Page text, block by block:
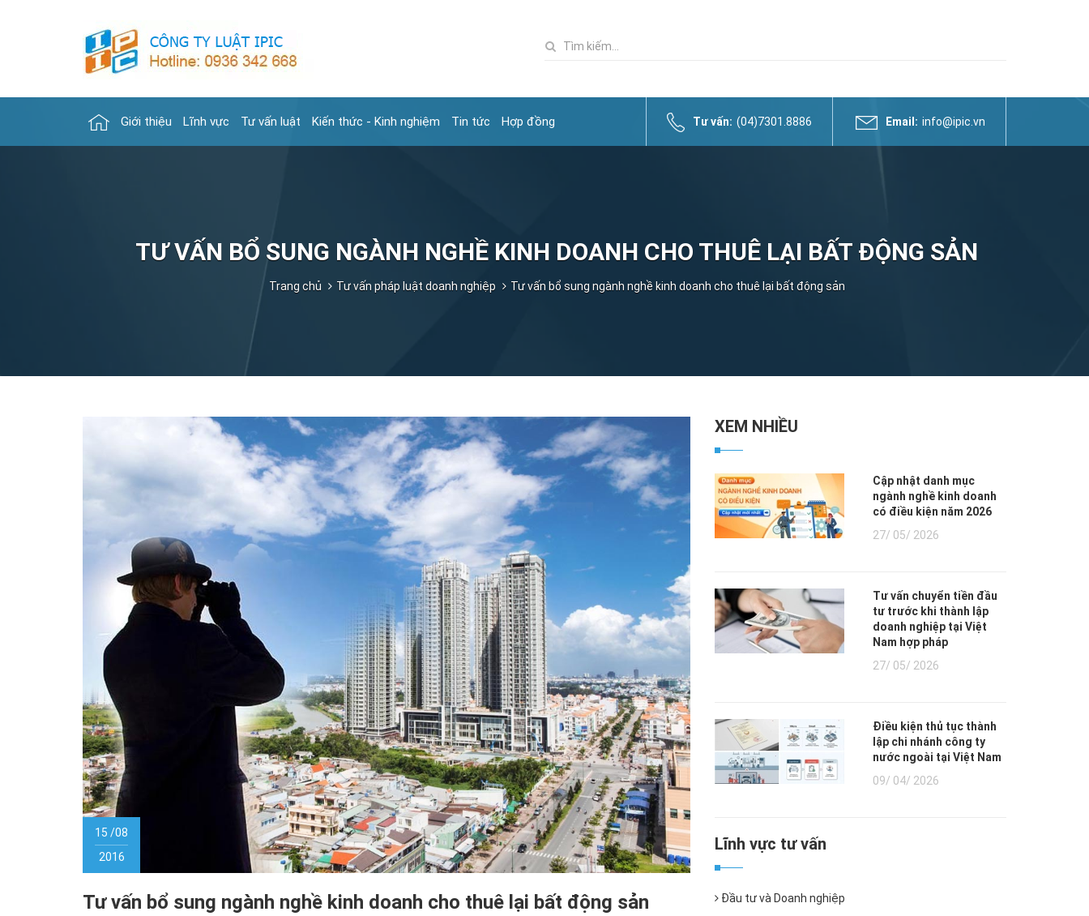
Giới thiệu Lĩnh vực Tư vấn luật Kiến thức - Kinh nghiệm Tin tức Hợp đồng Tư vấn: (04)7301.8886 Email: info@ipic.vn
TƯ VẤN BỔ SUNG NGÀNH NGHỀ KINH DOANH CHO THUÊ LẠI BẤT ĐỘNG SẢN
Trang chủ Tư vấn pháp luật doanh nghiệp Tư vấn bổ sung ngành nghề kinh doanh cho thuê lại bất động sản
15 /08
2016
Tư vấn bổ sung ngành nghề kinh doanh cho thuê lại bất động sản
XEM NHIỀU
Cập nhật danh mục
ngành nghề kinh doanh
có điều kiện năm 2026
27/ 05/ 2026
Tư vấn chuyển tiền đầu
tư trước khi thành lập
doanh nghiệp tại Việt
Nam hợp pháp
27/ 05/ 2026
Điều kiện thủ tục thành
lập chi nhánh công ty
nước ngoài tại Việt Nam
09/ 04/ 2026
Lĩnh vực tư vấn
Đầu tư và Doanh nghiệp